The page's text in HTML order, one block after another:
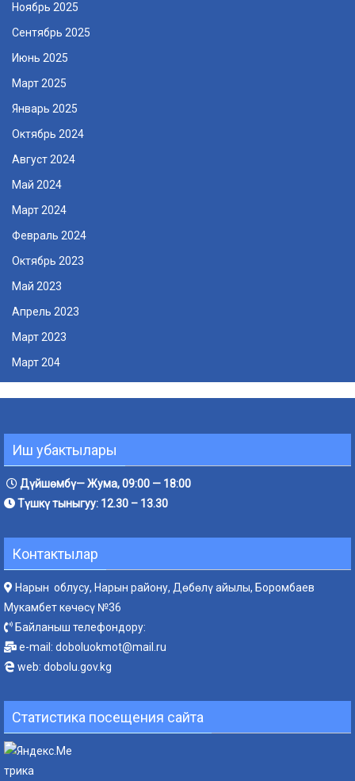
Ноябрь 2025
Сентябрь 2025
Июнь 2025
Март 2025
Январь 2025
Октябрь 2024
Август 2024
Май 2024
Март 2024
Февраль 2024
Октябрь 2023
Май 2023
Апрель 2023
Март 2023
Март 204
Иш убактылары
Дүйшөмбү— Жума, 09:00 — 18:00
Түшкү тыныгуу: 12.30 – 13.30
Контактылар
Нарын облусу, Нарын району, Дөбөлү айылы, Боромбаев
Мукамбет көчөсү №36
Байланыш телефондору:
e-mail: doboluokmot@mail.ru
web: dobolu.gov.kg
Статистика посещения сайта